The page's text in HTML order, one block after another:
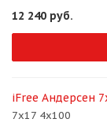
12 240 руб.
iFree Андерсен
7x17 4x100